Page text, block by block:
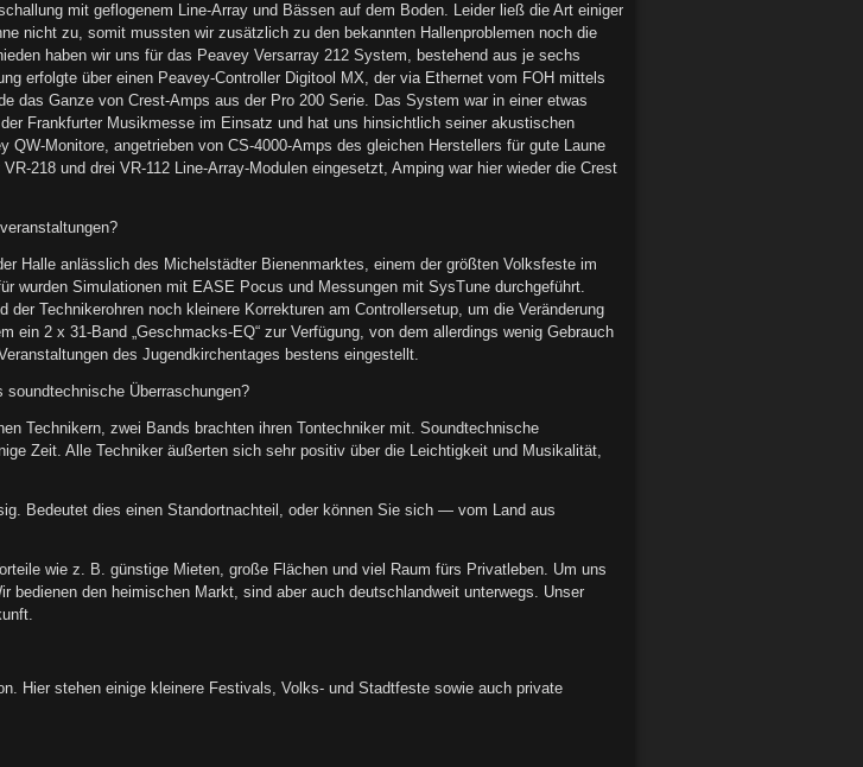
mit geflogenem Line-Array und Bässen auf dem Boden. Leider ließ die Art einiger
nicht zu, somit mussten wir zusätzlich zu den bekannten Hallenproblemen noch die
haben wir uns für das Peavey Versarray 212 System, bestehend aus je sechs
erfolgte über einen Peavey-Controller Digitool MX, der via Ethernet vom FOH mittels
das Ganze von Crest-Amps aus der Pro 200 Serie. Das System war in einer etwas
Frankfurter Musikmesse im Einsatz und hat uns hinsichtlich seiner akustischen
Monitore, angetrieben von CS-4000-Amps des gleichen Herstellers für gute Laune
218 und drei VR-112 Line-Array-Modulen eingesetzt, Amping war hier wieder die Crest
Halle anlässlich des Michelstädter Bienenmarktes, einem der größten Volksfeste im
wurden Simulationen mit EASE Pocus und Messungen mit SysTune durchgeführt.
Technikerohren noch kleinere Korrekturen am Controllersetup, um die Veränderung
2 x 31-Band „Geschmacks-EQ“ zur Verfügung, von dem allerdings wenig Gebrauch
des Jugendkirchentages bestens eingestellt.
Überraschungen?
Technikern, zwei Bands brachten ihren Tontechniker mit. Soundtechnische
Zeit. Alle Techniker äußerten sich sehr positiv über die Leichtigkeit und Musikalität,
Bedeutet dies einen Standortnachteil, oder können Sie sich — vom Land aus
wie z. B. günstige Mieten, große Flächen und viel Raum fürs Privatleben. Um uns
bedienen den heimischen Markt, sind aber auch deutschlandweit unterwegs. Unser
Hier stehen einige kleinere Festivals, Volks- und Stadtfeste sowie auch private